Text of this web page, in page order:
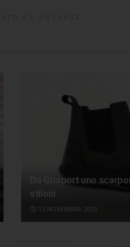
Da Grisport uno
stilosi
13 NOVEMBRE 2025